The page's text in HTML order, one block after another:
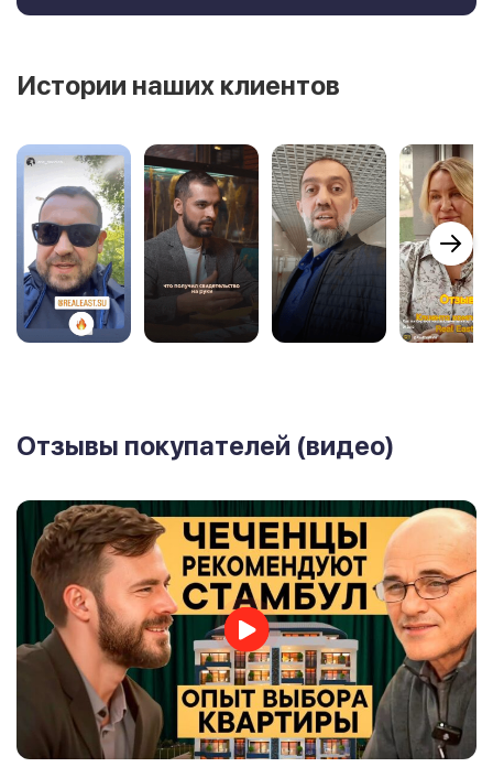
Истории наших клиентов
Отзывы покупателей (видео)